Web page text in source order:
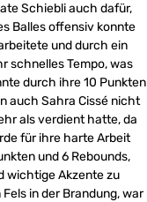
Schiebli auch dafür,
Balles offensiv konnte
und durch ein
schnelles Tempo, was
durch ihre 10 Punkten
auch Sahra Cissé nicht
als verdient hatte, da
für ihre harte Arbeit
und 6 Rebounds,
wichtige Akzente zu
in der Brandung, war